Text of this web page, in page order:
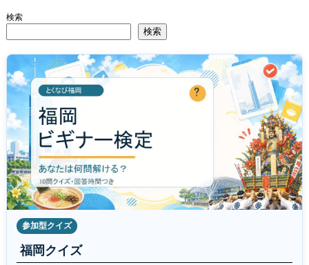
検索
検索
参加型クイズ
福岡クイズ